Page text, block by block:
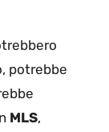
potrebbe
MLS,